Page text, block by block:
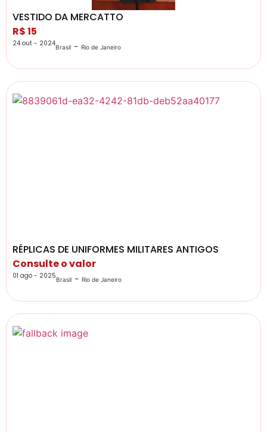
VESTIDO DA MERCATTO
R$ 15
24 out - 2024Brasil - Rio de Janeiro
RÉPLICAS DE UNIFORMES MILITARES ANTIGOS
Consulte o valor
01 ago - 2025Brasil - Rio de Janeiro